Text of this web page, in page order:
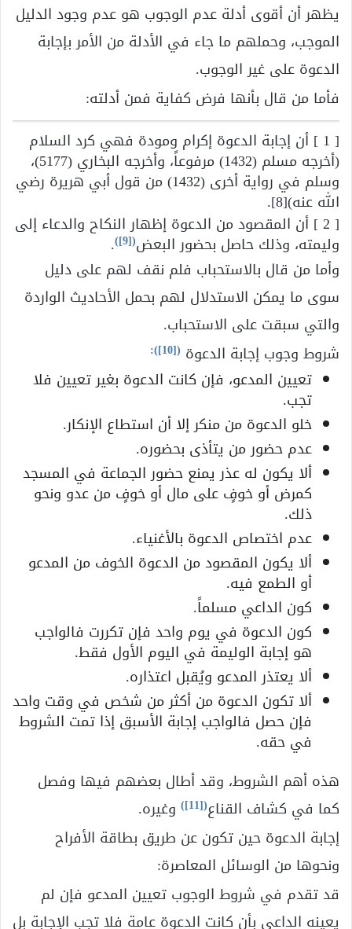
يظهر أن أقوى أدلة عدم الوجوب هو عدم وجود الدليل
الموجب، وحملهم ما جاء في الأدلة من الأمر بإجابة
الدعوة على غير الوجوب.
فأما من قال بأنها فرض كفاية فمن أدلته:
[ 1 ] أن إجابة الدعوة إكرام ومودة فهي كرد السلام
(أخرجه مسلم (1432) مرفوعاً، وأخرجه البخاري (5177)،
وسلم في رواية أخرى (1432) من قول أبي هريرة رضي
الله عنه)[8]
.
[ 2 ] أن المقصود من الدعوة إظهار النكاح والدعاء إلى
وليمته، وذلك حاصل بحضور البعض(
[9]
)
.
وأما من قال بالاستحباب فلم نقف لهم على دليل
سوى ما يمكن الاستدلال لهم بحمل الأحاديث الواردة
والتي سبقت على الاستحباب.
شروط وجوب إجابة الدعوة (
[10]
):
تعيين المدعو، فإن كانت الدعوة بغير تعيين فلا
تجب.
خلو الدعوة من منكر إلا أن استطاع الإنكار.
عدم حضور من يتأذى بحضوره.
ألا يكون له عذر يمنع حضور الجماعة في المسجد
كمرض أو خوفٍ على مال أو خوفٍ من عدو ونحو
ذلك.
عدم اختصاص الدعوة بالأغنياء.
ألا يكون المقصود من الدعوة الخوف من المدعو
أو الطمع فيه.
كون الداعي مسلماً.
كون الدعوة في يوم واحد فإن تكررت فالواجب
هو إجابة الوليمة في اليوم الأول فقط.
ألا يعتذر المدعو ويُقبل اعتذاره.
ألا تكون الدعوة من أكثر من شخص في وقت واحد
فإن حصل فالواجب إجابة الأسبق إذا تمت الشروط
في حقه.
هذه أهم الشروط، وقد أطال بعضهم فيها وفصل
كما في كشاف القناع(
[11]
) وغيره.
إجابة الدعوة حين تكون عن طريق بطاقة الأفراح
ونحوها من الوسائل المعاصرة:
قد تقدم في شروط الوجوب تعيين المدعو فإن لم
يعينه الداعي بأن كانت الدعوة عامة فلا تجب الإجابة بل